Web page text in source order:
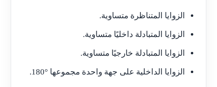
الزوايا المتناظرة متساوية.
الزوايا المتبادلة داخليًا متساوية.
الزوايا المتبادلة خارجيًا متساوية.
الزوايا الداخلية على جهة واحدة مجموعها 180°
.